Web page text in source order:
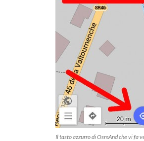
Il tasto azzurro di OsmAnd che vi fa